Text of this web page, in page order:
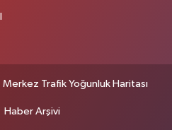
Merkez Trafik Yoğunluk Haritası
Haber Arşivi